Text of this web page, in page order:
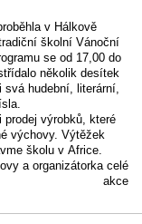
v Hálkově
školní Vánoční
se od 17,00 do
několik desítek
hudební, literární,
výrobků, které
výchovy. Výtěžek
školu v Africe.
a organizátorka celé
akce